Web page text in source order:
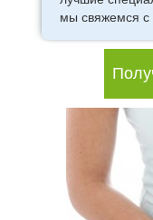
мы свяжемся